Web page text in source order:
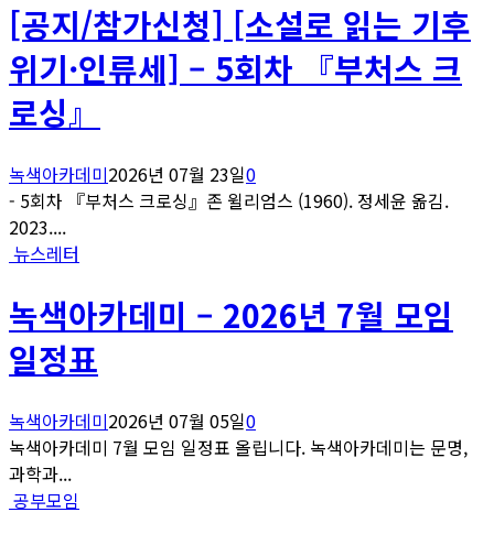
[공지/참가신청] [소설로 읽는 기후
위기·인류세] – 5회차 『부처스 크
로싱』
녹색아카데미2026년 07월 23일0
- 5회차 『부처스 크로싱』존 윌리엄스 (1960). 정세윤 옮김.
2023....
뉴스레터
녹색아카데미 – 2026년 7월 모임
일정표
녹색아카데미2026년 07월 05일0
녹색아카데미 7월 모임 일정표 올립니다. 녹색아카데미는 문명,
과학과...
공부모임